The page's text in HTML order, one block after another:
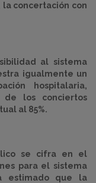
concertación con
al sistema
igualmente un
hospitalaria,
de los conciertos
al 85%.
se cifra en el
para el sistema
estimado que la